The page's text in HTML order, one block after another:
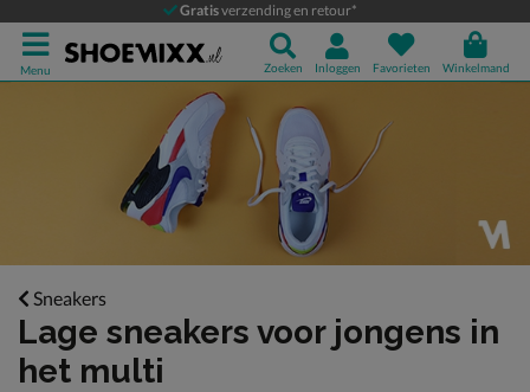
Gratisverzending en retour*
Menu Zoeken Inloggen Favorieten Winkelmand
Sneakers
Lage sneakers voor jongens in
het multi